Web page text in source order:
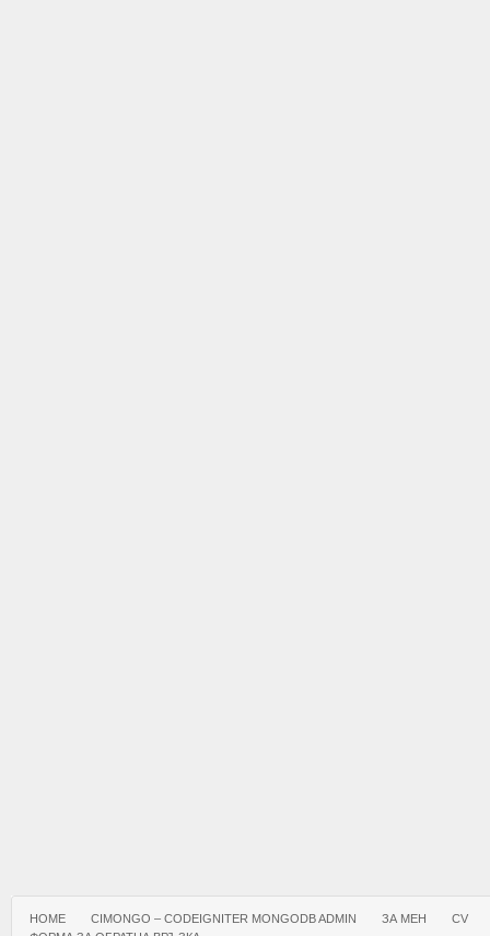
HOME CIMONGO – CODEIGNITER MONGODB ADMIN ЗА МЕН
CV